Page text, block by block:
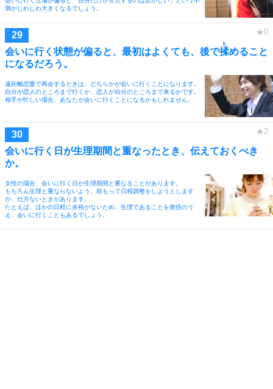
満がじわじわ大きくなるでしょう。
会いに行く状態が偏ると、最初はよくても、後で揉
も
めること
になるだろう。
遠距離恋愛で再会するときは、どちらかが会いに行くことになります。
自分が恋人のところまで行くか、恋人が自分のところまで来るかです。
相手が忙しい場合、あなたが会いに行くことになるかもしれません。
会いに行く日が生理期間と重なったとき、伝えておくべき
か。
女性の場合、会いに行く日が生理期間と重なることがあります。
もちろん生理と重ならないよう、前もって日程調整をしようとします
が、仕方ないときがあります。
たとえば、ほかの日程に余裕がないため、生理であることを覚悟のう
え、会いに行くこともあるでしょう。